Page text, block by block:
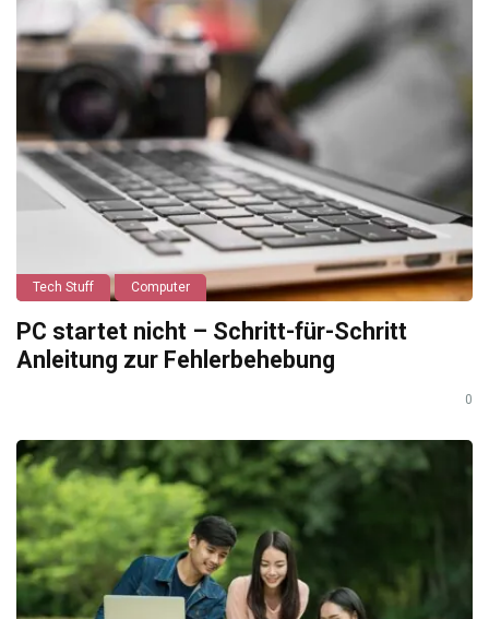
Tech Stuff Computer
PC startet nicht – Schritt-für-Schritt
Anleitung zur Fehlerbehebung
0